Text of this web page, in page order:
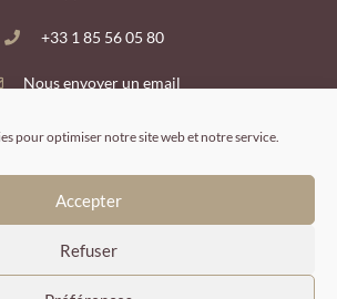
pour optimiser notre site web et notre service.
Accepter
Refuser
+33 1 85 56 05 80
Nous envoyer un email